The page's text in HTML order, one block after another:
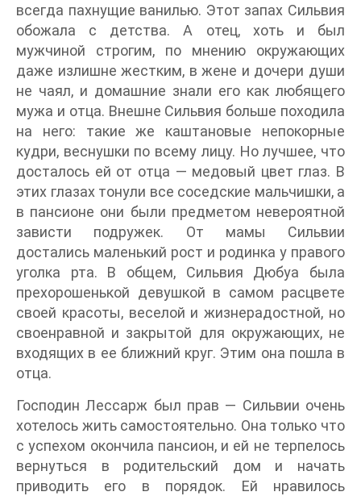
всегда пахнущие ванилью. Этот запах Сильвия
обожала с детства. А отец, хоть и был
мужчиной строгим, по мнению окружающих
даже излишне жестким, в жене и дочери души
не чаял, и домашние знали его как любящего
мужа и отца. Внешне Сильвия больше походила
на него: такие же каштановые непокорные
кудри, веснушки по всему лицу. Но лучшее, что
досталось ей от отца — медовый цвет глаз. В
этих глазах тонули все соседские мальчишки, а
в пансионе они были предметом невероятной
зависти подружек. От мамы Сильвии
достались маленький рост и родинка у правого
уголка рта. В общем, Сильвия Дюбуа была
прехорошенькой девушкой в самом расцвете
своей красоты, веселой и жизнерадостной, но
своенравной и закрытой для окружающих, не
входящих в ее ближний круг. Этим она пошла в
отца.
Господин Лессарж был прав — Сильвии очень
хотелось жить самостоятельно. Она только что
с успехом окончила пансион, и ей не терпелось
вернуться в родительский дом и начать
приводить его в порядок. Ей нравилось